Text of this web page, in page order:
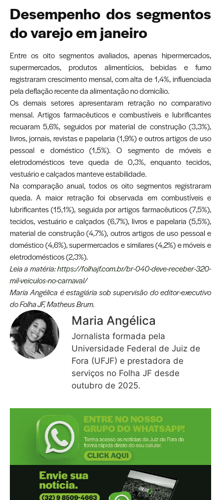
Desempenho dos segmentos
do varejo em janeiro
Entre os oito segmentos avaliados, apenas hipermercados,
supermercados, produtos alimentícios, bebidas e fumo
registraram crescimento mensal, com alta de 1,4%, influenciada
pela deflação recente da alimentação no domicílio.
Os demais setores apresentaram retração no comparativo
mensal. Artigos farmacêuticos e combustíveis e lubrificantes
recuaram 5,6%, seguidos por material de construção (3,3%),
livros, jornais, revistas e papelaria (1,9%) e outros artigos de uso
pessoal e doméstico (1,5%). O segmento de móveis e
eletrodomésticos teve queda de 0,3%, enquanto tecidos,
vestuário e calçados manteve estabilidade.
Na comparação anual, todos os oito segmentos registraram
queda. A maior retração foi observada em combustíveis e
lubrificantes (15,1%), seguida por artigos farmacêuticos (7,5%),
tecidos, vestuário e calçados (6,7%), livros e papelaria (5,5%),
material de construção (4,7%), outros artigos de uso pessoal e
doméstico (4,6%), supermercados e similares (4,2%) e móveis e
eletrodomésticos (2,3%).
Leia a matéria:https://folhajf.com.br/br-040-deve-receber-320-
mil-veiculos-no-carnaval/
Maria Angélica é estagiária sob supervisão do editor-executivo
do Folha JF, Matheus Brum.
Maria Angélica
Jornalista formada pela
Universidade Federal de Juiz de
Fora (UFJF) e prestadora de
serviços no Folha JF desde
outubro de 2025.